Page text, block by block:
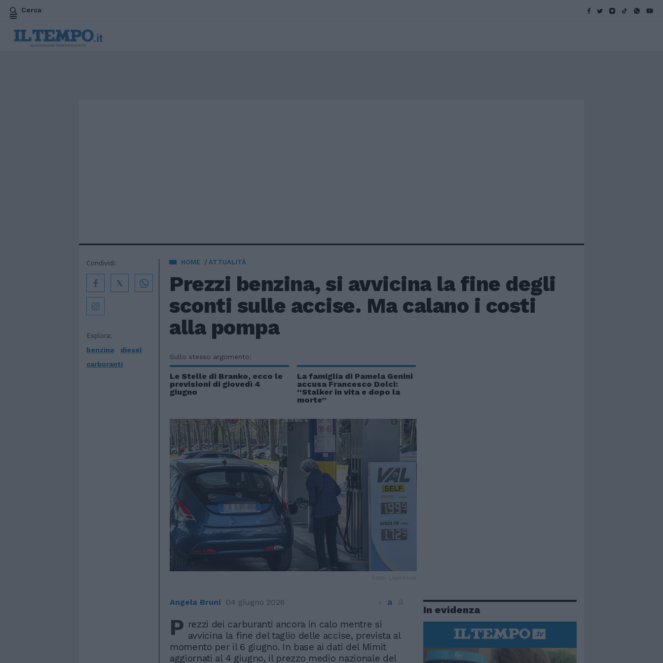
Cerca
HOME ATTUALITÀ
Prezzi benzina, si avvicina la fine degli
sconti sulle accise. Ma calano i costi
alla pompa
Esplora:
benzina
diesel
carburanti
Condividi:
Sullo stesso argomento:
Le Stelle di Branko, ecco le
previsioni di giovedì 4
giugno
La famiglia di Pamela Genini
accusa Francesco Dolci:
“Stalker in vita e dopo la
morte”
Angela Bruni 04 giugno 2026 a
P rezzi dei carburanti ancora in calo mentre si
avvicina la fine del taglio delle accise, prevista al
momento per il 6 giugno. In base ai dati del Mimit
aggiornati al 4 giugno, il prezzo medio nazionale del
In evidenza